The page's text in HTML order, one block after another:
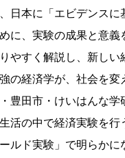
日本に「エビデンスに
に、実験の成果と意義
やすく解説し、新しい
の経済学が、社会を変
豊田市・けいはんな学
活の中で経済実験を行
ルド実験」で明らかに